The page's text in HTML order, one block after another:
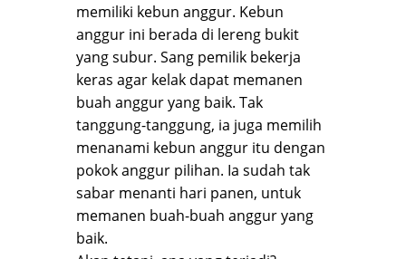
memiliki kebun anggur. Kebun
anggur ini berada di lereng bukit
yang subur. Sang pemilik bekerja
keras agar kelak dapat memanen
buah anggur yang baik. Tak
tanggung-tanggung, ia juga memilih
menanami kebun anggur itu dengan
pokok anggur pilihan. Ia sudah tak
sabar menanti hari panen, untuk
memanen buah-buah anggur yang
baik.